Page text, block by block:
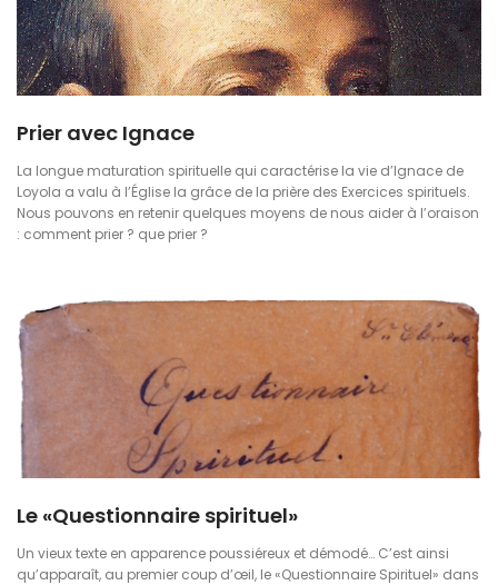
Prier avec Ignace
La longue maturation spirituelle qui caractérise la vie d’Ignace de
Loyola a valu à l’Église la grâce de la prière des Exercices spirituels.
Nous pouvons en retenir quelques moyens de nous aider à l’oraison
: comment prier ? que prier ?
Le «Questionnaire spirituel»
Un vieux texte en apparence poussiéreux et démodé… C’est ainsi
qu’apparaît, au premier coup d’œil, le «Questionnaire Spirituel» dans